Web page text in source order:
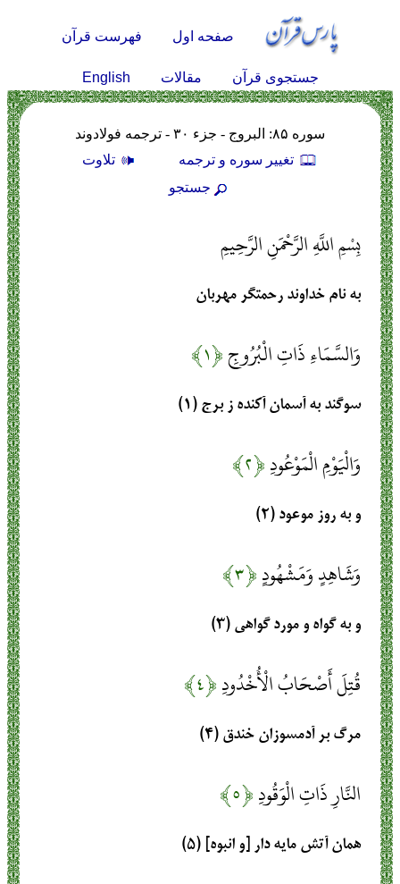
صفحه اول فهرست قرآن
جستجوی قرآن مقالات English
سوره ۸۵: البروج - جزء ۳۰ - ترجمه فولادوند
تغيير سوره و ترجمه
تلاوت
جستجو
بِسْمِ اللَّهِ الرَّحْمَنِ الرَّحِيمِ
به نام خداوند رحمتگر مهربان
وَالسَّمَاءِ ذَاتِ الْبُرُوجِ﴿۱﴾
سوگند به آسمان آكنده ز برج (۱)
وَالْيَوْمِ الْمَوْعُودِ﴿۲﴾
و به روز موعود (۲)
وَشَاهِدٍ وَمَشْهُودٍ﴿۳﴾
و به گواه و مورد گواهى (۳)
قُتِلَ أَصْحَابُ الْأُخْدُودِ﴿۴﴾
مرگ بر آدم‏سوزان خندق (۴)
النَّارِ ذَاتِ الْوَقُودِ﴿۵﴾
همان آتش مايه‏ دار [و انبوه] (۵)